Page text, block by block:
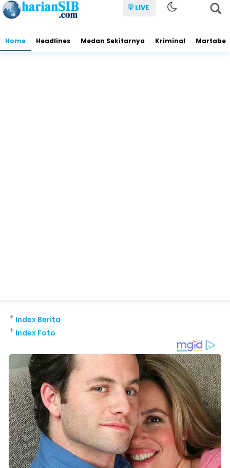
LIVE
Home Headlines Medan Sekitarnya Kriminal Martabe
Index Berita
+
Index Foto
+